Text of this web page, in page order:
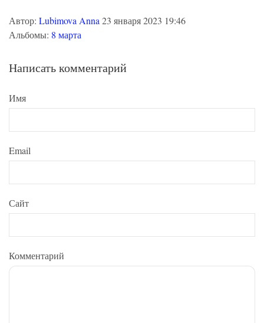
Автор: Lubimova Anna 23 января 2023 19:46
Альбомы: 8 марта
Написать комментарий
Имя
Email
Сайт
Комментарий